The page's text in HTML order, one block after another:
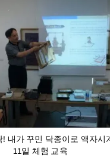
내가 꾸민 닥종이로 액자시
11일 체험 교육